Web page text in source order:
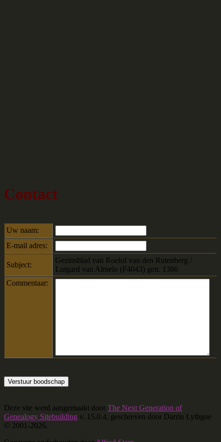
Contact
Uw naam:
E-mail adres:
Subject:
Gezinsblad van Roelof van den Rutenberg /
Lutgard van Almelo (F4043) getr. 1386
Commentaar:
Deze site werd aangemaakt door The Next Generation of
Genealogy Sitebuilding v. 15.0.4, geschreven door Darrin Lythgoe
© 2001-2026.